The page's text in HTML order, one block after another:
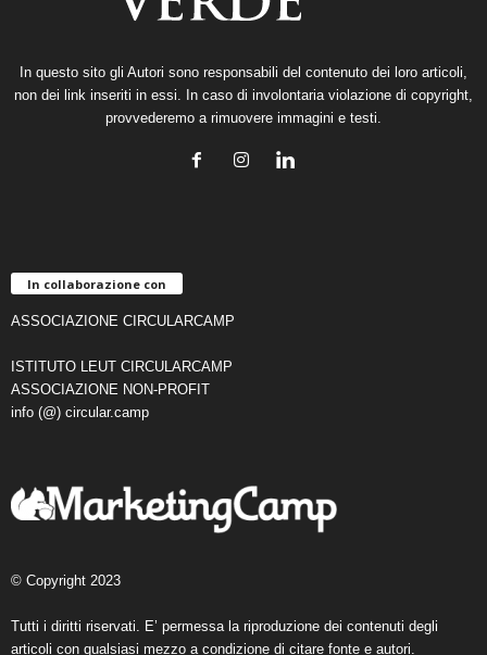
In questo sito gli Autori sono responsabili del contenuto dei loro articoli,
non dei link inseriti in essi. In caso di involontaria violazione di copyright,
provvederemo a rimuovere immagini e testi.
In collaborazione con
ASSOCIAZIONE CIRCULARCAMP
ISTITUTO LEUT CIRCULARCAMP
ASSOCIAZIONE NON-PROFIT
info (@) circular.camp
© Copyright 2023
Tutti i diritti riservati. E’ permessa la riproduzione dei contenuti degli
articoli con qualsiasi mezzo a condizione di citare fonte e autori.